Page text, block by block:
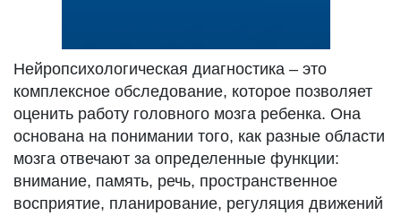
Нейропсихологическая диагностика – это
комплексное обследование, которое позволяет
оценить работу головного мозга ребенка. Она
основана на понимании того, как разные области
мозга отвечают за определенные функции:
внимание, память, речь, пространственное
восприятие, планирование, регуляция движений